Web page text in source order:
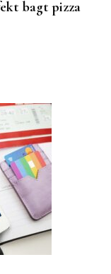
bagt pizza